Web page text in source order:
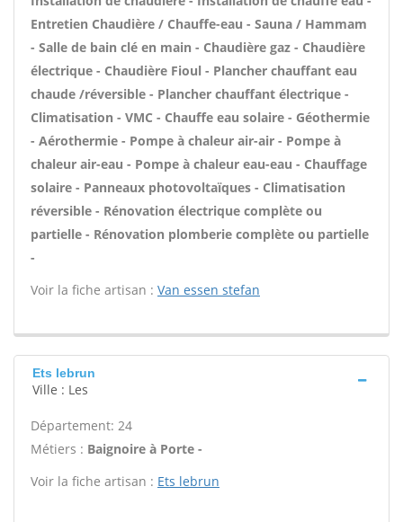
Entretien Chaudière / Chauffe-eau - Sauna / Hammam
- Salle de bain clé en main - Chaudière gaz - Chaudière
électrique - Chaudière Fioul - Plancher chauffant eau
chaude /réversible - Plancher chauffant électrique -
Climatisation - VMC - Chauffe eau solaire - Géothermie
- Aérothermie - Pompe à chaleur air-air - Pompe à
chaleur air-eau - Pompe à chaleur eau-eau - Chauffage
solaire - Panneaux photovoltaïques - Climatisation
réversible - Rénovation électrique complète ou
partielle - Rénovation plomberie complète ou partielle
-
Voir la fiche artisan : Van essen stefan
Ets lebrun
Ville : Les
Département: 24
Métiers : Baignoire à Porte -
Voir la fiche artisan : Ets lebrun